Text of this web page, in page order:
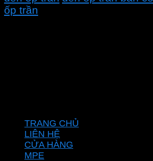
ốp trần
TRANG CHỦ
LIÊN HỆ
CỬA HÀNG
MPE